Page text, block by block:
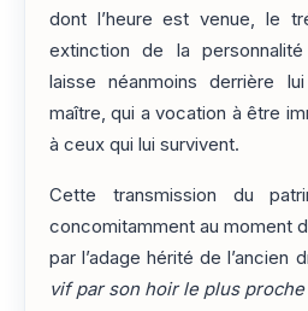
dont l’heure est venue, le
extinction de la
laisse néanmoins derrière
maître, qui a vocation à être
à ceux qui lui survivent.
Cette transmission du
concomitamment au moment
par l’adage hérité de l’ancien
vif par son hoir le plus proche